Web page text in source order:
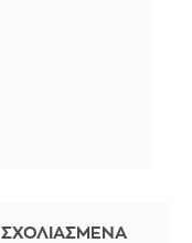
ΣΧΟΛΙΑΣΜΕΝΑ